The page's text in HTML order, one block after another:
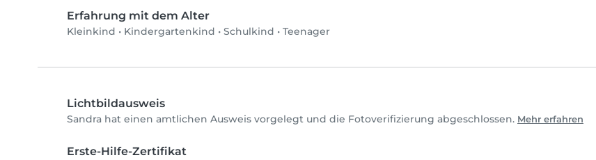
Erfahrung mit dem Alter
Kleinkind • Kindergartenkind • Schulkind • Teenager
Lichtbildausweis
Sandra hat einen amtlichen Ausweis vorgelegt und die Fotoverifizierung abgeschlossen. Mehr erfahren
Erste-Hilfe-Zertifikat